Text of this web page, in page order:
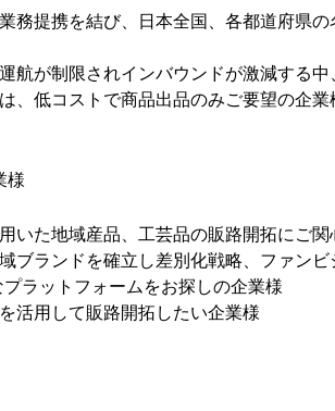
務提携を結び、日本全国、各都道府県
航が制限されインバウンドが激減する
、低コストで商品出品のみご要望の企業
様
いた地域産品、工芸品の販路開拓にご
ブランドを確立し差別化戦略、ファン
プラットフォームをお探しの企業様
活用して販路開拓したい企業様